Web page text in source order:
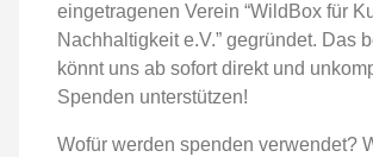
eingetragenen Verein “WildBox für
Nachhaltigkeit e.V.” gegründet. Das
könnt uns ab sofort direkt und
Spenden unterstützen!
Wofür werden spenden verwendet?